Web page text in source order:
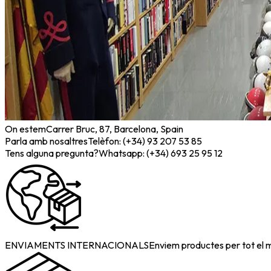
On estemCarrer Bruc, 87, Barcelona, Spain
Parla amb nosaltresTelèfon: (+34) 93 207 53 85
Tens alguna pregunta?Whatsapp: (+34) 693 25 95 12
ENVIAMENTS INTERNACIONALSEnviem productes per tot el